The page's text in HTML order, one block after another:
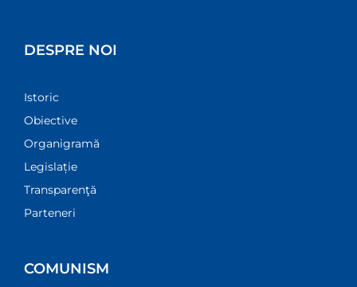
DESPRE NOI
Istoric
Obiective
Organigramă
Legislație
Transparenţă
Parteneri
COMUNISM